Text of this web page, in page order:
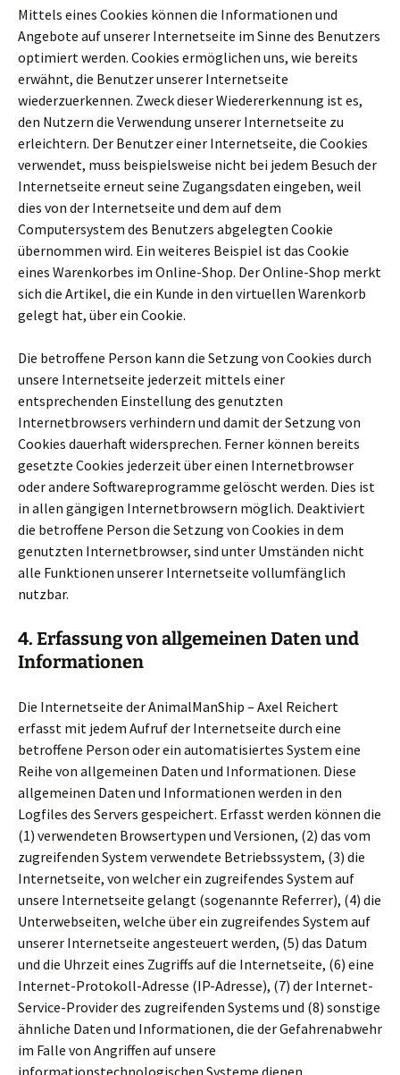
Mittels eines Cookies können die Informationen und
Angebote auf unserer Internetseite im Sinne des Benutzers
optimiert werden. Cookies ermöglichen uns, wie bereits
erwähnt, die Benutzer unserer Internetseite
wiederzuerkennen. Zweck dieser Wiedererkennung ist es,
den Nutzern die Verwendung unserer Internetseite zu
erleichtern. Der Benutzer einer Internetseite, die Cookies
verwendet, muss beispielsweise nicht bei jedem Besuch der
Internetseite erneut seine Zugangsdaten eingeben, weil
dies von der Internetseite und dem auf dem
Computersystem des Benutzers abgelegten Cookie
übernommen wird. Ein weiteres Beispiel ist das Cookie
eines Warenkorbes im Online-Shop. Der Online-Shop merkt
sich die Artikel, die ein Kunde in den virtuellen Warenkorb
gelegt hat, über ein Cookie.
Die betroffene Person kann die Setzung von Cookies durch
unsere Internetseite jederzeit mittels einer
entsprechenden Einstellung des genutzten
Internetbrowsers verhindern und damit der Setzung von
Cookies dauerhaft widersprechen. Ferner können bereits
gesetzte Cookies jederzeit über einen Internetbrowser
oder andere Softwareprogramme gelöscht werden. Dies ist
in allen gängigen Internetbrowsern möglich. Deaktiviert
die betroffene Person die Setzung von Cookies in dem
genutzten Internetbrowser, sind unter Umständen nicht
alle Funktionen unserer Internetseite vollumfänglich
nutzbar.
4. Erfassung von allgemeinen Daten und
Informationen
Die Internetseite der AnimalManShip – Axel Reichert
erfasst mit jedem Aufruf der Internetseite durch eine
betroffene Person oder ein automatisiertes System eine
Reihe von allgemeinen Daten und Informationen. Diese
allgemeinen Daten und Informationen werden in den
Logfiles des Servers gespeichert. Erfasst werden können die
(1) verwendeten Browsertypen und Versionen, (2) das vom
zugreifenden System verwendete Betriebssystem, (3) die
Internetseite, von welcher ein zugreifendes System auf
unsere Internetseite gelangt (sogenannte Referrer), (4) die
Unterwebseiten, welche über ein zugreifendes System auf
unserer Internetseite angesteuert werden, (5) das Datum
und die Uhrzeit eines Zugriffs auf die Internetseite, (6) eine
Internet-Protokoll-Adresse (IP-Adresse), (7) der Internet-
Service-Provider des zugreifenden Systems und (8) sonstige
ähnliche Daten und Informationen, die der Gefahrenabwehr
im Falle von Angriffen auf unsere
informationstechnologischen Systeme dienen.